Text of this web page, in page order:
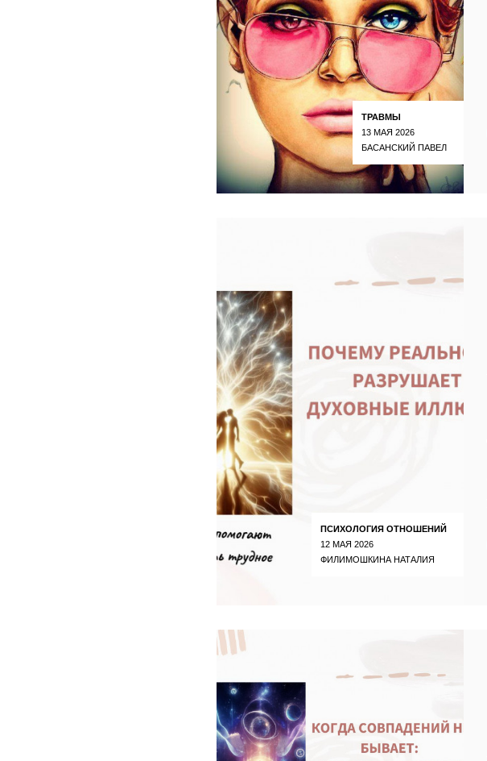
ТРАВМЫ
13 МАЯ 2026
БАСАНСКИЙ ПАВЕЛ
ПСИХОЛОГИЯ ОТНОШЕНИЙ
12 МАЯ 2026
ФИЛИМОШКИНА НАТАЛИЯ